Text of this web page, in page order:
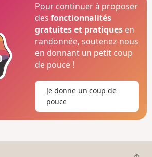
Pour continuer à proposer
desfonctionnalités
gratuites et pratiques en
randonnée, soutenez-nous
en donnant un petit coup
de pouce !
Je donne un coup de
pouce